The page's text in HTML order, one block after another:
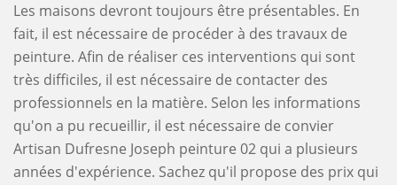
Les maisons devront toujours être présentables. En
fait, il est nécessaire de procéder à des travaux de
peinture. Afin de réaliser ces interventions qui sont
très difficiles, il est nécessaire de contacter des
professionnels en la matière. Selon les informations
qu'on a pu recueillir, il est nécessaire de convier
Artisan Dufresne Joseph peinture 02 qui a plusieurs
années d'expérience. Sachez qu'il propose des prix qui